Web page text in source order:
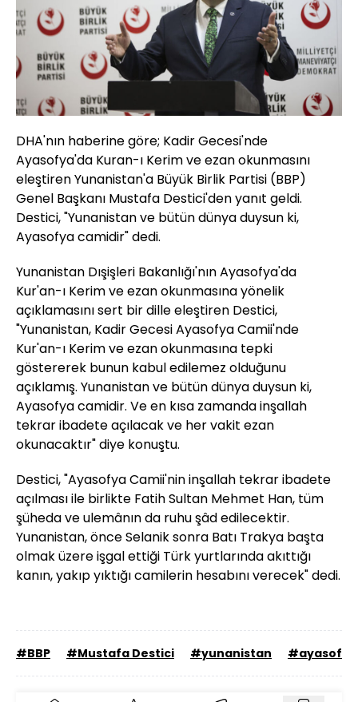
DHA'nın haberine göre; Kadir Gecesi'nde
Ayasofya'da Kuran-ı Kerim ve ezan okunmasını
eleştiren Yunanistan'a Büyük Birlik Partisi (BBP)
Genel Başkanı Mustafa Destici'den yanıt geldi.
Destici, "Yunanistan ve bütün dünya duysun ki,
Ayasofya camidir" dedi.
Yunanistan Dışişleri Bakanlığı'nın Ayasofya'da
Kur'an-ı Kerim ve ezan okunmasına yönelik
açıklamasını sert bir dille eleştiren Destici,
"Yunanistan, Kadir Gecesi Ayasofya Camii'nde
Kur'an-ı Kerim ve ezan okunmasına tepki
göstererek bunun kabul edilemez olduğunu
açıklamış. Yunanistan ve bütün dünya duysun ki,
Ayasofya camidir. Ve en kısa zamanda inşallah
tekrar ibadete açılacak ve her vakit ezan
okunacaktır" diye konuştu.
Destici, "Ayasofya Camii'nin inşallah tekrar ibadete
açılması ile birlikte Fatih Sultan Mehmet Han, tüm
şüheda ve ulemânın da ruhu şâd edilecektir.
Yunanistan, önce Selanik sonra Batı Trakya başta
olmak üzere işgal ettiği Türk yurtlarında akıttığı
kanın, yakıp yıktığı camilerin hesabını verecek" dedi.
#BBP #Mustafa Destici #yunanistan #ayasofya